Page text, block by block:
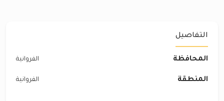
التفاصيل
المحافظة الفروانية
المنطقة الفروانية